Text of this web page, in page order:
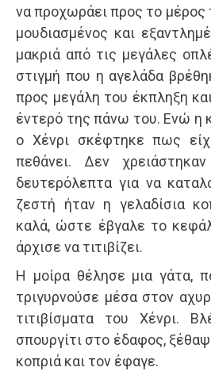
να προχωράει προς το μέρος
μουδιασμένος και
μακριά από τις μεγάλες
στιγμή που η αγελάδα
προς μεγάλη του έκπληξη
έντερό της πάνω του. Ενώ η
ο Χένρι σκέφτηκε πως
πεθάνει. Δεν
δευτερόλεπτα για να
ζεστή ήταν η γελαδίσια
καλά, ώστε έβγαλε το
άρχισε να τιτιβίζει.
Η μοίρα θέλησε μια γάτα,
τριγυρνούσε μέσα στον
τιτιβίσματα του Χένρι.
σπουργίτι στο έδαφος,
κοπριά και τον έφαγε.